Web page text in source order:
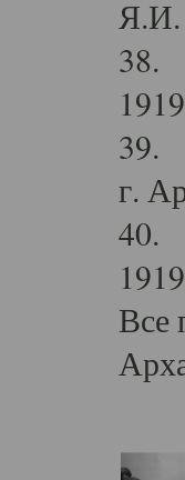
Я.И.
38.
39.
г.
40.
Все